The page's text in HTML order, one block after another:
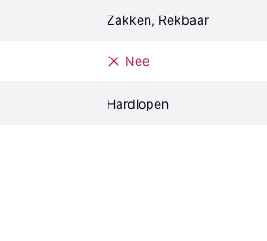
Zakken, Rekbaar
Nee
Hardlopen